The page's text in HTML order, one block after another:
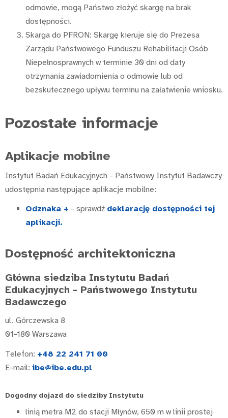
odmowie, mogą Państwo złożyć skargę na brak
dostępności.
Skarga do PFRON: Skargę kieruje się do Prezesa
Zarządu Państwowego Funduszu Rehabilitacji Osób
Niepełnosprawnych w terminie 30 dni od daty
otrzymania zawiadomienia o odmowie lub od
bezskutecznego upływu terminu na załatwienie wniosku.
Pozostałe informacje
Aplikacje mobilne
Instytut Badań Edukacyjnych - Państwowy Instytut Badawczy
udostępnia następujące aplikacje mobilne:
Odznaka + - sprawdź deklarację dostępności tej
aplikacji.
Dostępność architektoniczna
Główna siedziba Instytutu Badań
Edukacyjnych - Państwowego Instytutu
Badawczego
ul. Górczewska 8
01-180 Warszawa
Telefon: +48 22 241 71 00
E-mail: ibe@ibe.edu.pl
Dogodny dojazd do siedziby Instytutu
linią metra M2 do stacji Młynów, 650 m w linii prostej